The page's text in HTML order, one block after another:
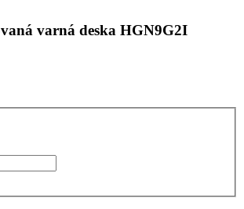
varná deska HGN9G2I